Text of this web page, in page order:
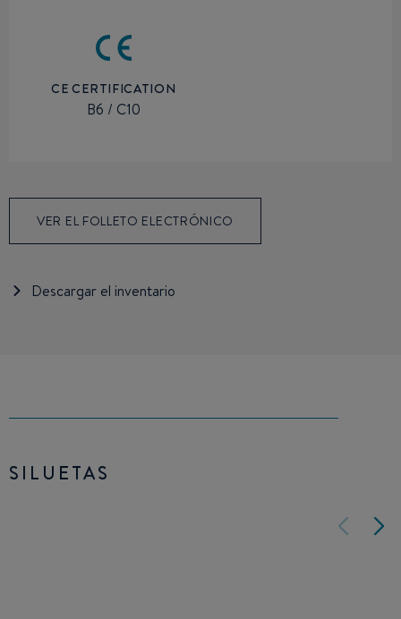
CE CERTIFICATION
B6 / C10
VER EL FOLLETO ELECTRÓNICO
Descargar el inventario
SILUETAS